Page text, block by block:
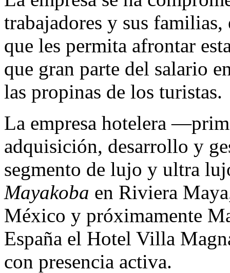
trabajadores y sus familias,
que les permita afrontar
que gran parte del salario
las propinas de los turistas.
La empresa hotelera
adquisición, desarrollo y
segmento de lujo y ultra
Mayakoba en Riviera
México y próximamente
España el Hotel Villa
con presencia activa.